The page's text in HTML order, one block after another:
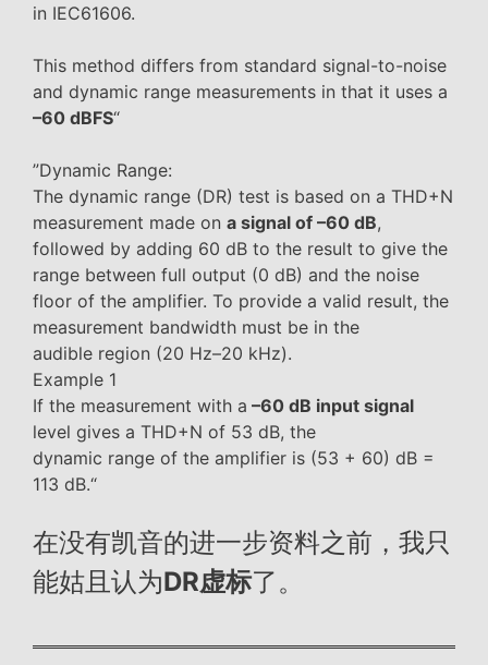
in IEC61606.
This method differs from standard signal-to-noise
and dynamic range measurements in that it uses a
–60 dBFS“
”Dynamic Range:
The dynamic range (DR) test is based on a THD+N
measurement made on a signal of –60 dB,
followed by adding 60 dB to the result to give the
range between full output (0 dB) and the noise
floor of the amplifier. To provide a valid result, the
measurement bandwidth must be in the
audible region (20 Hz–20 kHz).
Example 1
If the measurement with a –60 dB input signal
level gives a THD+N of 53 dB, the
dynamic range of the amplifier is (53 + 60) dB =
113 dB.“
在没有凯音的进一步资料之前，我只
能姑且认为DR虚标了。